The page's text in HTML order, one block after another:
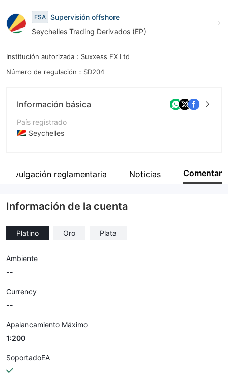
9
7
8
9
FSA Supervisión offshore
Seychelles Trading Derivados (EP)
Institución autorizada：Suxxess FX Ltd
Número de regulación：SD204
Información básica
País registrado
Seychelles
Empresa
Divulgación reglamentaria Noticias Comentar
Información de la cuenta
Platino Oro Plata
Ambiente
--
Currency
--
Apalancamiento Máximo
1:200
SoportadoEA